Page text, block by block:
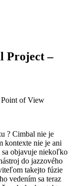
Project –
? Cimbal nie je
kontexte nie je ani
sa objavuje niekoľko
do jazzového
takejto fúzie
vedením sa teraz